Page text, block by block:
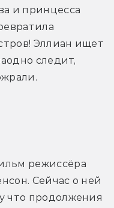
и принцесса
Эллиан ищет
следит,
режиссёра
Сейчас о ней
что продолжения